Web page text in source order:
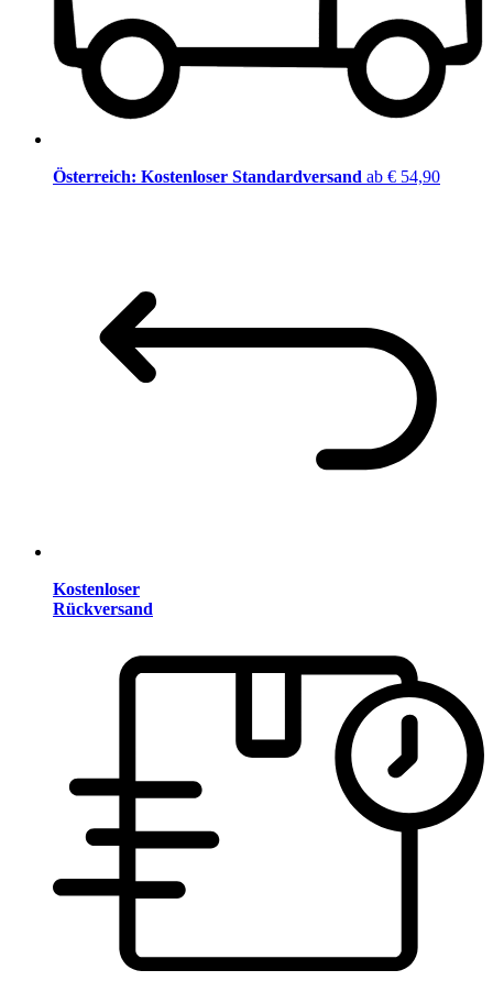
Österreich: Kostenloser Standardversand ab € 54,90
Kostenloser
Rückversand